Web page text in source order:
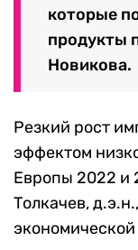
которые
продукты
Новикова.
Резкий рост
эффектом
Европы 2022 и
Толкачев,